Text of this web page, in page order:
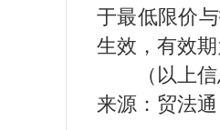
于最低限价
生效，有效期
（以上信息
来源：贸法通